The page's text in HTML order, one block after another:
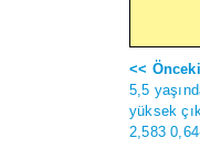
<<
5,5
yüksek
2,583